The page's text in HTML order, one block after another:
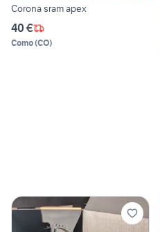
Corona sram apex
40 €
Como(CO)